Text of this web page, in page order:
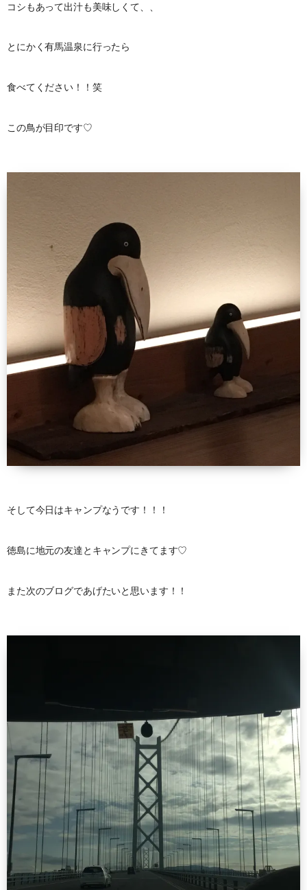
コシもあって出汁も美味しくて、、
とにかく有馬温泉に行ったら
食べてください！！笑
この鳥が目印です♡
そして今日はキャンプなうです！！！
徳島に地元の友達とキャンプにきてます♡
また次のブログであげたいと思います！！